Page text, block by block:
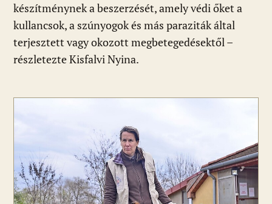
készítménynek a beszerzését, amely védi őket a
kullancsok, a szúnyogok és más paraziták által
terjesztett vagy okozott megbetegedésektől –
részletezte Kisfalvi Nyina.